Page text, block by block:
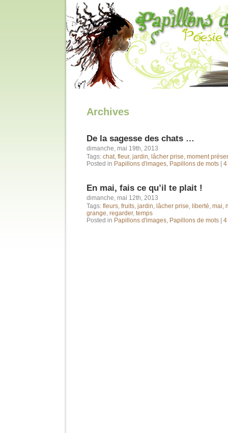
Archives
De la sagesse des chats …
dimanche, mai 19th, 2013
Tags: chat, fleur, jardin, lâcher prise, moment
Posted in Papillons d'images, Papillons de mots 4
En mai, fais ce qu’il te plait !
dimanche, mai 12th, 2013
Tags: fleurs, fruits, jardin, lâcher prise, liberté, mai,
grange, regarder, temps
Posted in Papillons d'images, Papillons de mots 4